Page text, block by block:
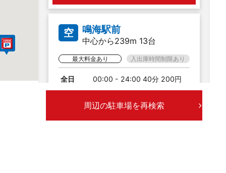
空 鳴海駅前
中心から239m 13台
最大料金あり 入出庫時間制限あり
全日
00:00 - 24:00 40分 200円
円
周辺の駐車場を再検索